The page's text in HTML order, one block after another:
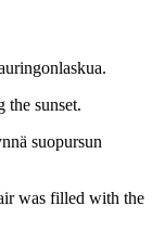
the sunset.
suopursun
was filled with the